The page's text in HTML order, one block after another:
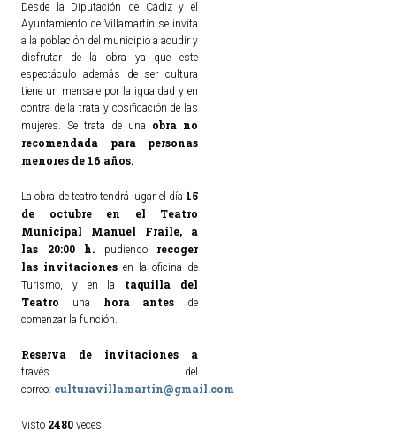
Desde la Diputación de Cádiz y el
Ayuntamiento de Villamartín se invita
a la población del municipio a acudir y
disfrutar de la obra ya que este
espectáculo además de ser cultura
tiene un mensaje por la igualdad y en
contra de la trata y cosificación de las
mujeres. Se trata de una obra no
recomendada para personas
menores de 16 años.
La obra de teatro tendrá lugar el día 15
de octubre en el Teatro
Municipal Manuel Fraile, a
las 20:00 h. pudiendo recoger
las invitaciones en la oficina de
Turismo, y en la taquilla del
Teatro una hora antes de
comenzar la función.
Reserva de invitaciones a
través del
correo: culturavillamartin@gmail.com
Visto 2480 veces